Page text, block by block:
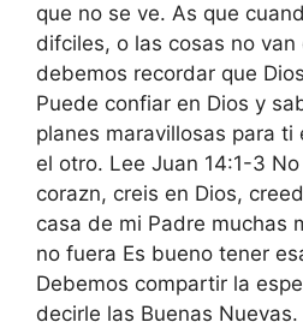
que no se ve. As que
difciles, o las cosas no van
debemos recordar que
Puede confiar en Dios y
planes maravillosas para ti
el otro. Lee Juan 14:1-3
corazn, creis en Dios,
casa de mi Padre muchas
no fuera Es bueno tener
Debemos compartir la
decirle las Buenas